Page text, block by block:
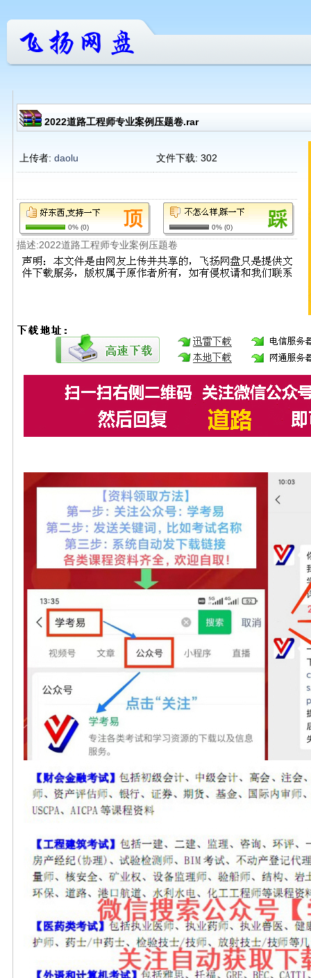
2022道路工程师专业案例压题卷.rar
上传者: daolu 文件下载: 302
0% (0) 0% (0)
描述:2022道路工程师专业案例压题卷